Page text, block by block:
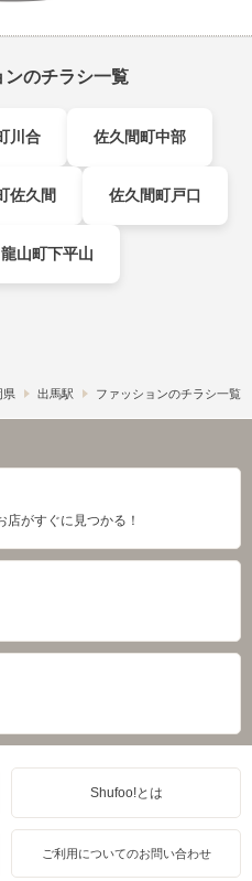
ンのチラシ一覧
川合 佐久間町中部
佐久間 佐久間町戸口
龍山町下平山
県 出馬駅 ファッションのチラシ一覧
がすぐに見つかる！
Shufoo!とは
ご利用についてのお問い合わせ